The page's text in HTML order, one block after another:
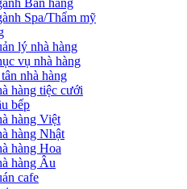
Bán hàng
Spa/Thẩm mỹ
lý nhà hàng
vụ nhà hàng
nhà hàng
hàng tiệc cưới
bếp
hàng Việt
hàng Nhật
hàng Hoa
hàng Âu
cafe